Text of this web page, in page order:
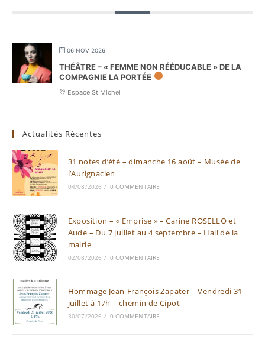
06 NOV 2026
THÉÂTRE – « FEMME NON RÉÉDUCABLE » DE LA
COMPAGNIE LA PORTÉE
Espace St Michel
Actualités Récentes
31 notes d’été – dimanche 16 août – Musée de
l’Aurignacien
04/08/2026 / 0 COMMENTAIRE
Exposition – « Emprise » – Carine ROSELLO et
Aude – Du 7 juillet au 4 septembre – Hall de la
mairie
02/08/2026 / 0 COMMENTAIRE
Hommage Jean-François Zapater – Vendredi 31
juillet à 17h – chemin de Cipot
30/07/2026 / 0 COMMENTAIRE